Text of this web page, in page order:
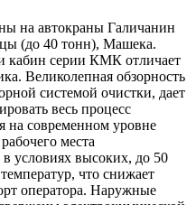
на автокраны Галичанин
(до 40 тонн), Машека.
кабин серии КМК отличает
Великолепная обзорность
системой очистки, дает
весь процесс
на современном уровне
места
в условиях высоких, до 50
что снижает
оператора. Наружные